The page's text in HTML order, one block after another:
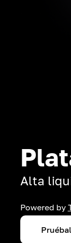
Alta
Powered by